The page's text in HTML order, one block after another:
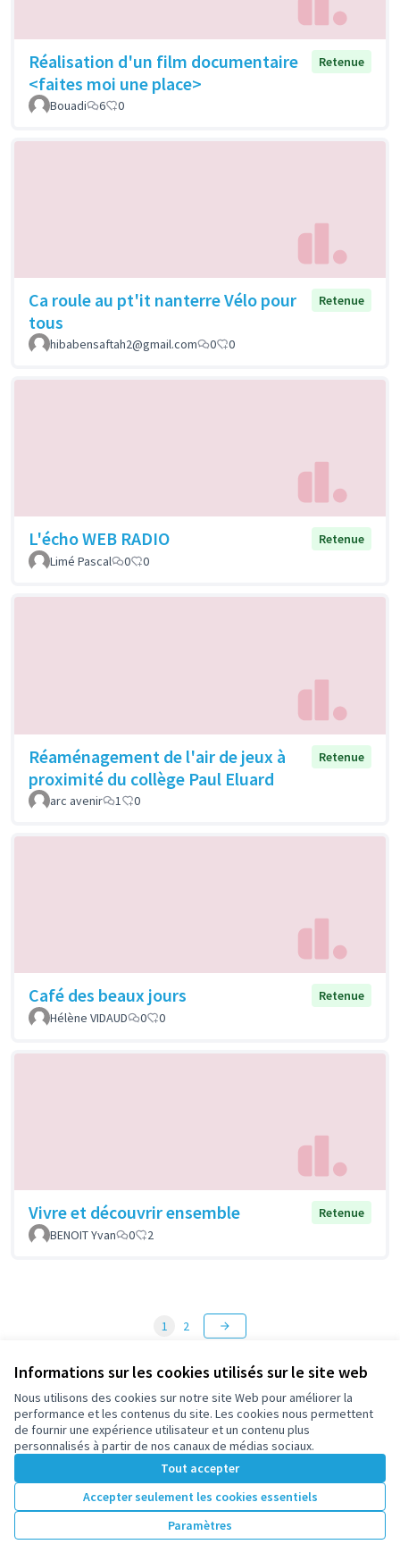
Informations sur les cookies utilisés sur le site web
Nous utilisons des cookies sur notre site Web pour améliorer la
performance et les contenus du site. Les cookies nous permettent
de fournir une expérience utilisateur et un contenu plus
personnalisés à partir de nos canaux de médias sociaux.
Tout accepter
Accepter seulement les cookies essentiels
Paramètres
Réalisation d'un film documentaire
<faites moi une place>
Retenue
Bouadi 6 0
Ca roule au pt'it nanterre Vélo pour
tous
Retenue
hibabensaftah2@gmail.com 0 0
L'écho WEB RADIO
Retenue
Limé Pascal
0 0
Réaménagement de l'air de jeux à
proximité du collège Paul Eluard
Retenue
arc avenir 1 0
Café des beaux jours
Retenue
Hélène VIDAUD
0 0
Vivre et découvrir ensemble
Retenue
BENOIT Yvan
0 2
1 2
Voir toutes les propositions retirées
Conditions d'utilisation
Paramètres des cookies
participez.nanterre.fr sur X
(Lien externe)
participez.nanterre.fr sur Facebook
(Lien externe)
participez.nanterre.fr sur Instagram
(Lien externe)
participez.nanterre.fr sur YouTube
(Lien externe)
participez.nanterre.fr sur GitHub
(Lien externe)